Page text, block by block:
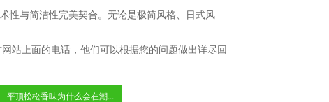
性与简洁性完美契合。无论是极简风格、日式风
站上面的电话，他们可以根据您的问题做出详尽回
平顶松松香味为什么会在潮...